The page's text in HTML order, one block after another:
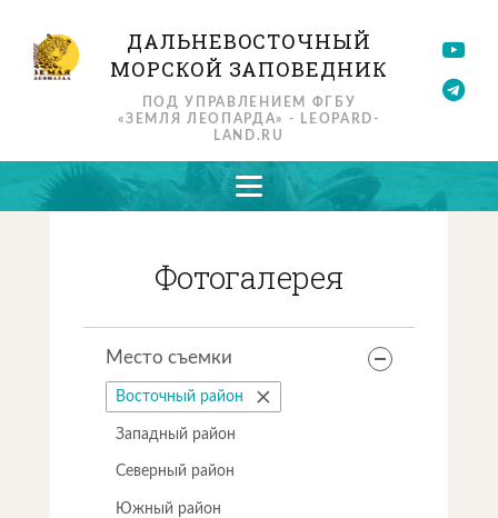
ДАЛЬНЕВОСТОЧНЫЙ
МОРСКОЙ ЗАПОВЕДНИК
ПОД УПРАВЛЕНИЕМ ФГБУ
«ЗЕМЛЯ ЛЕОПАРДА» - LEOPARD-
LAND.RU
Фотогалерея
Место съемки
Восточный район
Западный район
Северный район
Южный район